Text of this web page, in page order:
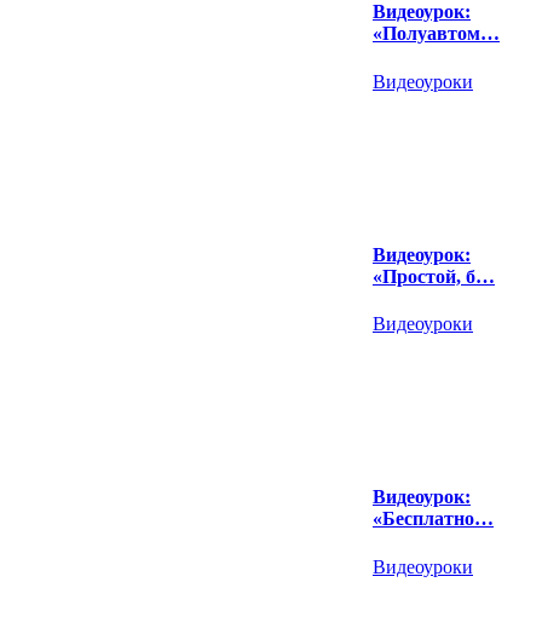
Видеоурок:
«Полуавтом…
Видеоуроки
Видеоурок:
«Простой, б…
Видеоуроки
Видеоурок:
«Бесплатно…
Видеоуроки